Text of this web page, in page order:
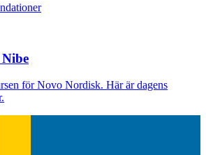
för Novo Nordisk. Här är dagens